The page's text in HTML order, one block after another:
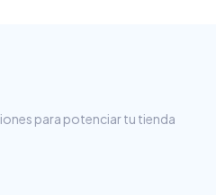
para potenciar tu tienda